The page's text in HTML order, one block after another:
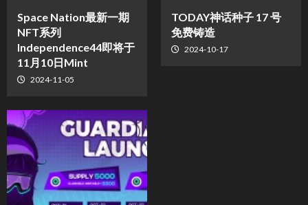
Space Nation最新一期
NFT系列
Independence44即将于
11月10日Mint
2024-11-05
TODAY神话种子 17 号
免费铸造
2024-10-17